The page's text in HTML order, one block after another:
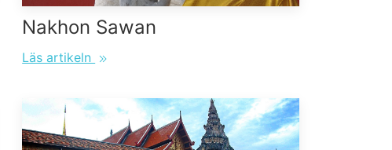
Nakhon Sawan
Läs artikeln